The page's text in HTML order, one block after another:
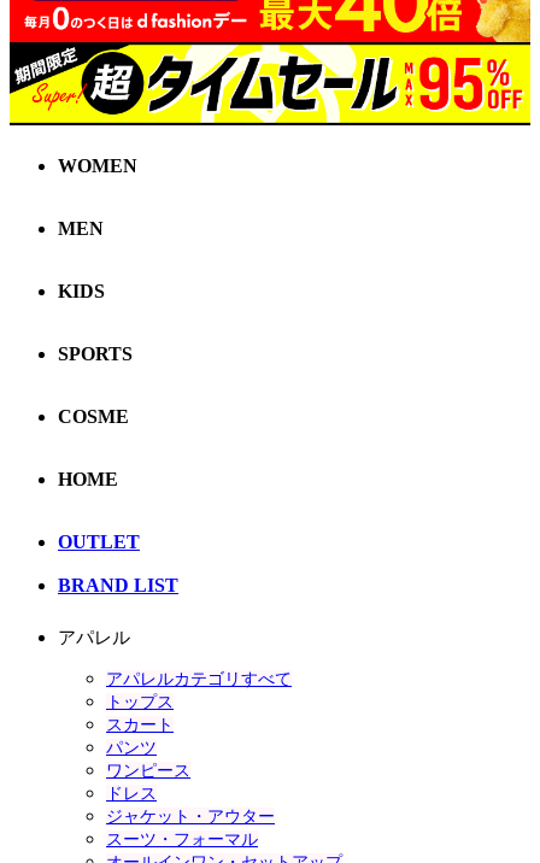
WOMEN
MEN
KIDS
SPORTS
COSME
HOME
OUTLET
BRAND LIST
アパレル
アパレルカテゴリすべて
トップス
スカート
パンツ
ワンピース
ドレス
ジャケット・アウター
スーツ・フォーマル